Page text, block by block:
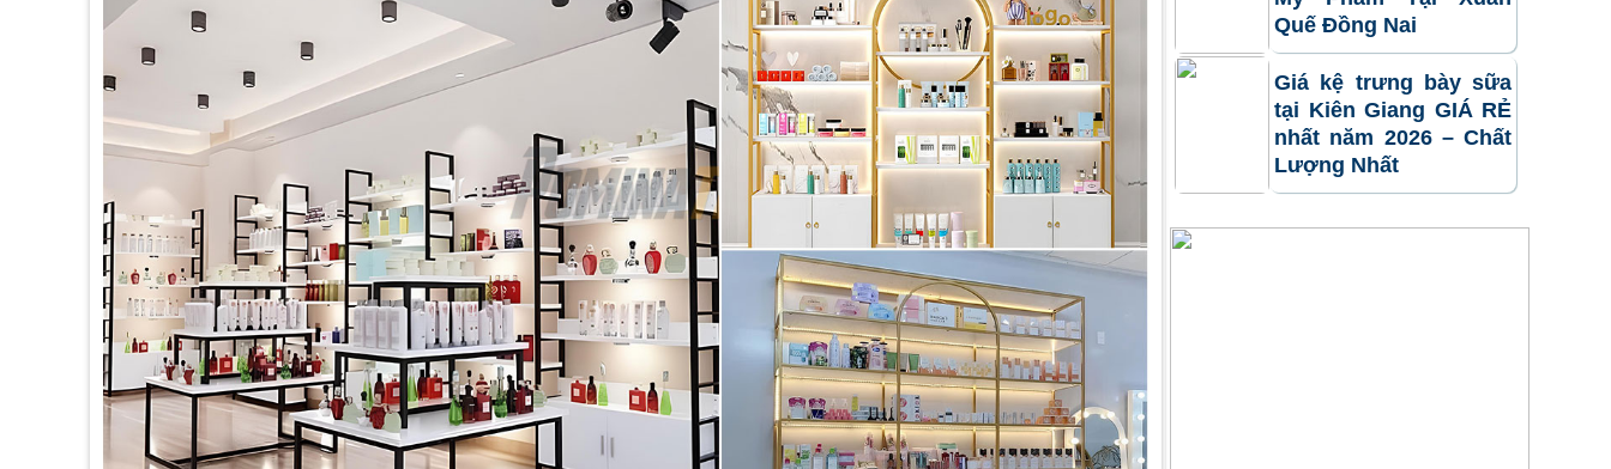
Quế Đồng Nai
Giá kệ trưng bày sữa
tại Kiên Giang GIÁ RẺ
nhất năm 2026 – Chất
Lượng Nhất